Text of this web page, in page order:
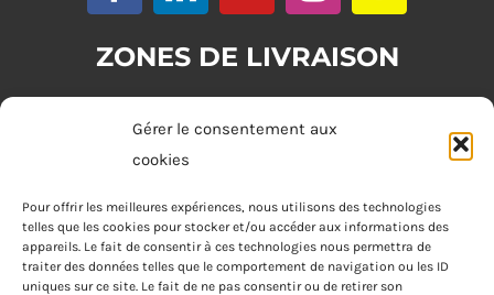
Gérer le consentement aux
cookies
Pour offrir les meilleures expériences, nous utilisons des technologies
telles que les cookies pour stocker et/ou accéder aux informations des
appareils. Le fait de consentir à ces technologies nous permettra de
traiter des données telles que le comportement de navigation ou les ID
uniques sur ce site. Le fait de ne pas consentir ou de retirer son
ZONES DE LIVRAISON
Zone 1 : (commande minimum 20€)
Zone 2 : (commande minimum 30€)
Joué-lès-Tours, Chambray-lès-Tours, La Riche, Saint-Cyr-sur-Loire,
Saint-Pierre-des-Corps, Saint-Avertin